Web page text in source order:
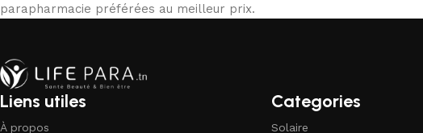
parapharmacie préférées au meilleur prix.
Liens utiles
À propos
Categories
Solaire